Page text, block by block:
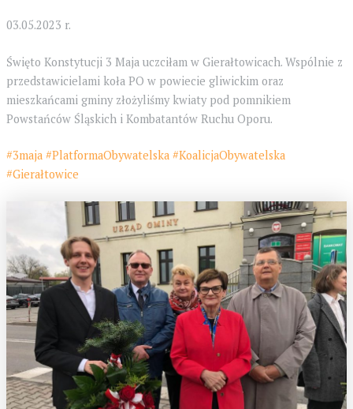
03.05.2023 r.
Święto Konstytucji 3 Maja uczciłam w Gierałtowicach. Wspólnie z
przedstawicielami koła PO w powiecie gliwickim oraz
mieszkańcami gminy złożyliśmy kwiaty pod pomnikiem
Powstańców Śląskich i Kombatantów Ruchu Oporu.
#3maja #PlatformaObywatelska #KoalicjaObywatelska
#Gierałtowice